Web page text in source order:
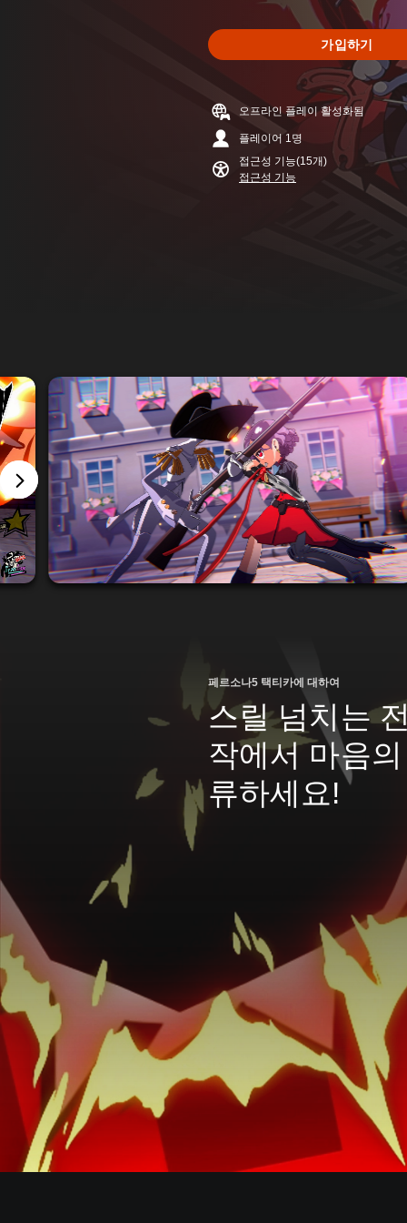
가입하기
오프라인 플레이 활성화됨
플레이어 1명
접근성 기능(15개)
접근성 기능
페르소나5 택티카에 대하여
스릴 넘치는
작에서 마음
류하세요!